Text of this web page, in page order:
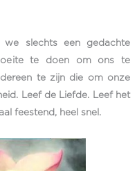
slechts een gedachte
te doen om ons te
te zijn die om onze
Leef de Liefde. Leef het
feestend, heel snel.